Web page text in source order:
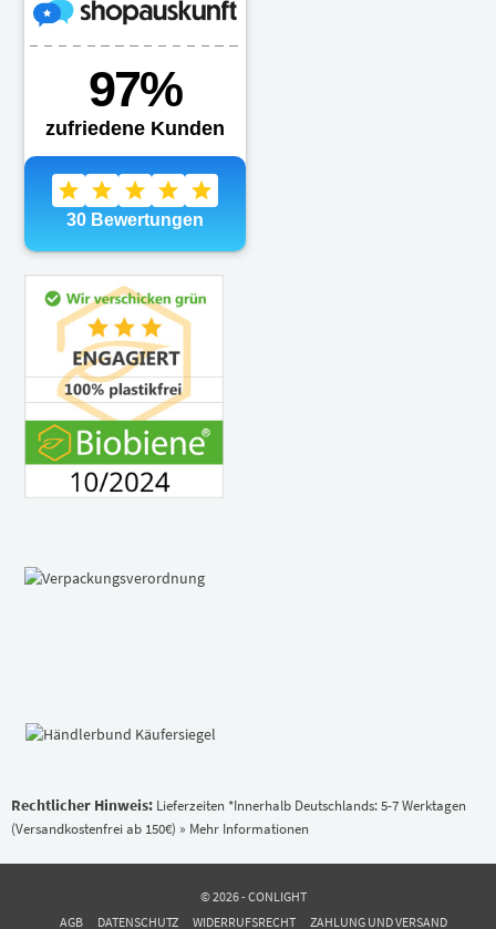
Rechtlicher Hinweis: Lieferzeiten *Innerhalb Deutschlands: 5-7 Werktagen
(Versandkostenfrei ab 150€) » Mehr Informationen
© 2026 - CONLIGHT
AGB
DATENSCHUTZ WIDERRUFSRECHT ZAHLUNG UND VERSAND